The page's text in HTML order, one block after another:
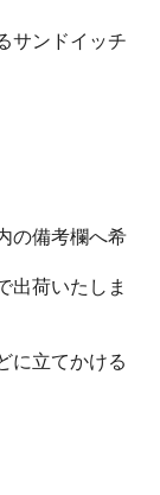
サンドイッチ
の備考欄へ希
出荷いたしま
に立てかける